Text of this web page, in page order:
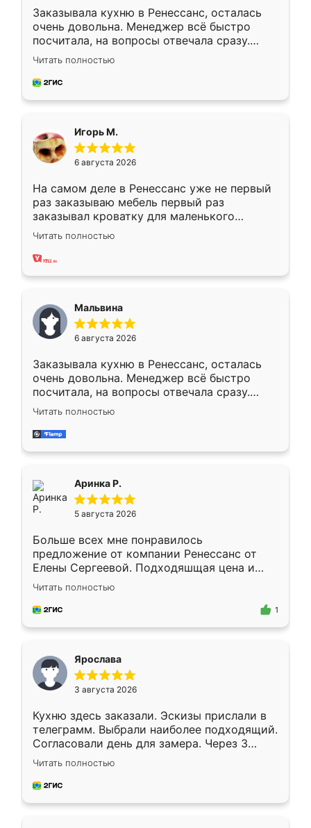
Заказывала кухню в Ренессанс, осталась
очень довольна. Менеджер всё быстро
посчитала, на вопросы отвечала сразу.
Замерщик приехал в субботу, подошёл к
делу со всей ответственностью. Собрали
за день, ребята работали аккуратно, даже
Читать полностью
Игорь М.
6 августа 2026
На самом деле в Ренессанс уже не первый
раз заказываю мебель первый раз
заказывал кроватку для маленького
ребёнка при его рождении ,во второй раз
заказал шкаф-купе. По качеству очень
хорошее сборка достаточно быстрая,
меньше, здесь же он более разнообразный.
Мне нравится ,если что-то потребуется из
мебели буду заказывать только здесь.
Читать полностью
Мальвина
6 августа 2026
Заказывала кухню в Ренессанс, осталась
очень довольна. Менеджер всё быстро
посчитала, на вопросы отвечала сразу.
Замерщик приехал в субботу, подошёл к
делу со всей ответственностью. Собрали
за день, ребята работали аккуратно, даже
Читать полностью
Аринка Р.
5 августа 2026
Больше всех мне понравилось
предложение от компании Ренессанс от
Елены Сергеевой. Подходяшщая цена и
короткие сроки изготовления. Приехавший
для замера сотрудник Владислав
предложил по моему эскизу самый
Читать полностью
1
Ярослава
3 августа 2026
Кухню здесь заказали. Эскизы прислали в
телеграмм. Выбрали наиболее подходящий.
Согласовали день для замера. Через 3
недели кухня была уже готова. Остались
довольны работой. Спасибо Ренессанс
мебель за качественную работу!
Читать полностью